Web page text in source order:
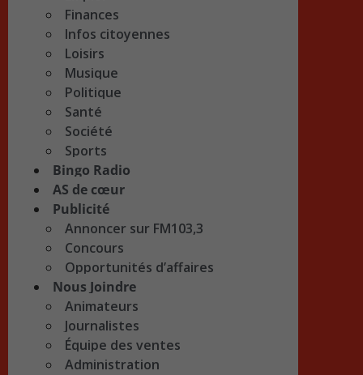
Finances
Infos citoyennes
Loisirs
Musique
Politique
Santé
Société
Sports
Bingo Radio
AS de cœur
Publicité
Annoncer sur FM103,3
Concours
Opportunités d’affaires
Nous Joindre
Animateurs
Journalistes
Équipe des ventes
Administration